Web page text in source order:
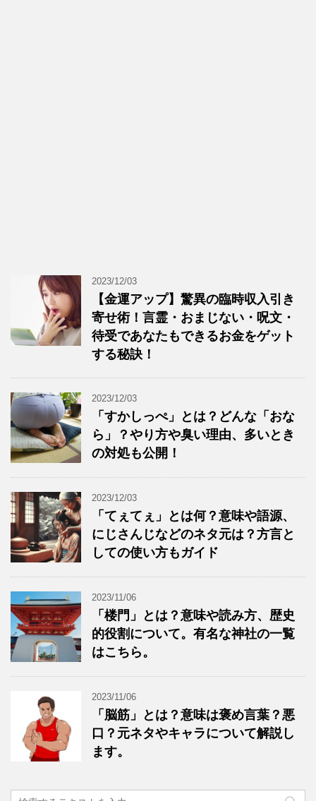
2023/12/03
【金運アップ】驚異の臨時収入引き
寄せ術！言霊・おまじない・呪文・
待受であなたもできるお金をゲット
する秘訣！
2023/12/03
「すかしっぺ」とは？どんな「おな
ら」？やり方や臭い理由、多いとき
の対処も公開！
2023/12/03
「てぇてぇ」とは何？意味や語源、
にじさんじなどのネタ元は？方言と
しての使い方もガイド
2023/11/06
「楼門」とは？意味や読み方、歴史
的役割について。有名な神社の一覧
はこちら。
2023/11/06
「脳筋」とは？意味は褒め言葉？悪
口？元ネタやキャラについて解説し
ます。